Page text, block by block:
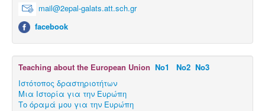
mail@2epal-galats.att.sch.gr
facebook
Teaching about the European Union Νο1 Νο2 Νο3
Ιστότοπος δραστηριοτήτων
Μια Ιστορία για την Ευρώπη
Το όραμά μου για την Ευρώπη